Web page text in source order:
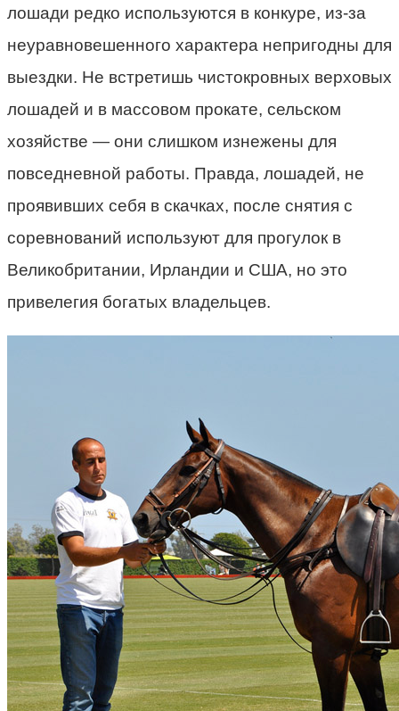
лошади редко используются в конкуре, из-за
неуравновешенного характера непригодны для
выездки. Не встретишь чистокровных верховых
лошадей и в массовом прокате, сельском
хозяйстве — они слишком изнежены для
повседневной работы. Правда, лошадей, не
проявивших себя в скачках, после снятия с
соревнований используют для прогулок в
Великобритании, Ирландии и США, но это
привелегия богатых владельцев.